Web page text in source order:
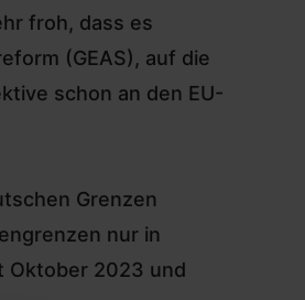
froh, dass es
(GEAS), auf die
schon an den EU-
Grenzen
nur in
Oktober 2023 und